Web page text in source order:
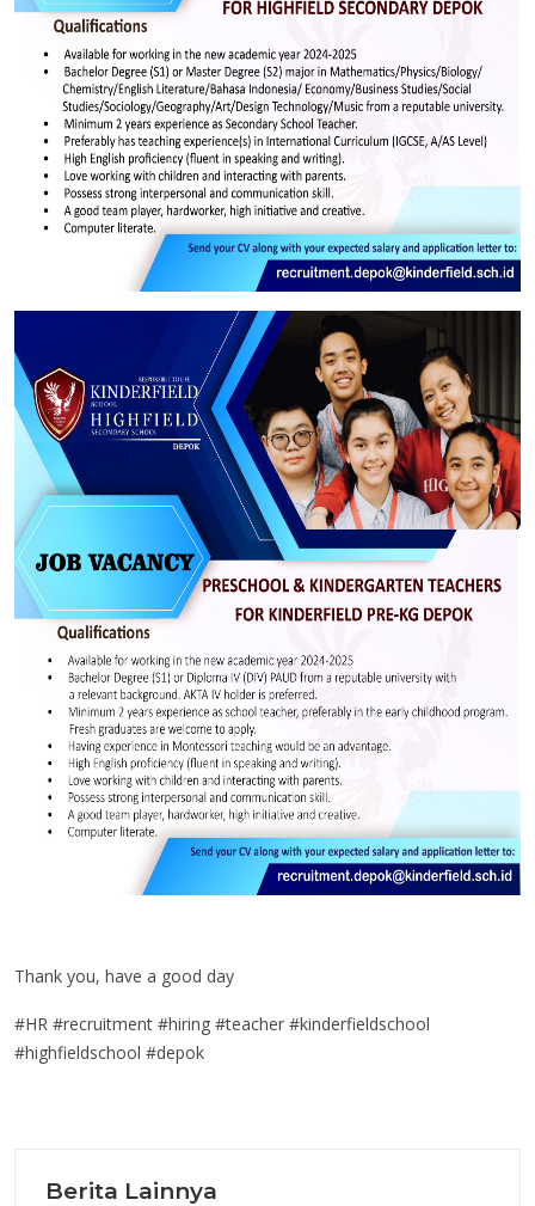
Thank you, have a good day
#HR #recruitment #hiring #teacher #kinderfieldschool
#highfieldschool #depok
Berita Lainnya